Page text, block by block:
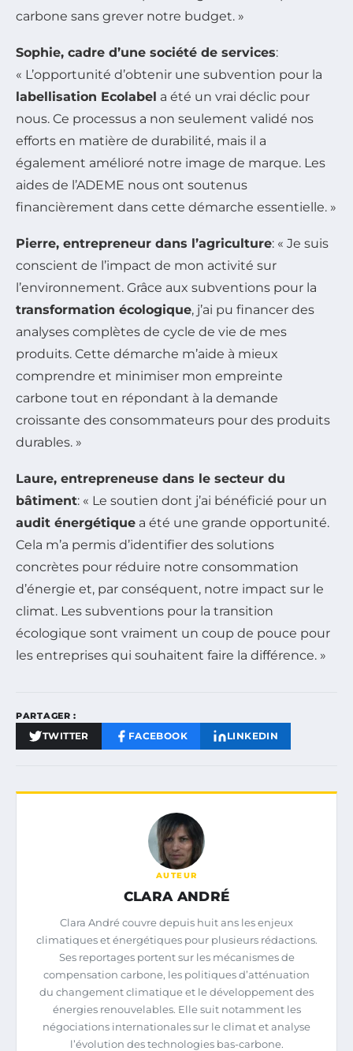
carbone sans grever notre budget. »
Sophie, cadre d’une société de services:
« L’opportunité d’obtenir une subvention pour la
labellisation Ecolabel a été un vrai déclic pour
nous. Ce processus a non seulement validé nos
efforts en matière de durabilité, mais il a
également amélioré notre image de marque. Les
aides de l’ADEME nous ont soutenus
financièrement dans cette démarche essentielle. »
Pierre, entrepreneur dans l’agriculture: « Je suis
conscient de l’impact de mon activité sur
l’environnement. Grâce aux subventions pour la
transformation écologique, j’ai pu financer des
analyses complètes de cycle de vie de mes
produits. Cette démarche m’aide à mieux
comprendre et minimiser mon empreinte
carbone tout en répondant à la demande
croissante des consommateurs pour des produits
durables. »
Laure, entrepreneuse dans le secteur du
bâtiment: « Le soutien dont j’ai bénéficié pour un
audit énergétique a été une grande opportunité.
Cela m’a permis d’identifier des solutions
concrètes pour réduire notre consommation
d’énergie et, par conséquent, notre impact sur le
climat. Les subventions pour la transition
écologique sont vraiment un coup de pouce pour
les entreprises qui souhaitent faire la différence. »
PARTAGER :
TWITTER FACEBOOK LINKEDIN
AUTEUR
CLARA ANDRÉ
Clara André couvre depuis huit ans les enjeux
climatiques et énergétiques pour plusieurs rédactions.
Ses reportages portent sur les mécanismes de
compensation carbone, les politiques d’atténuation
du changement climatique et le développement des
énergies renouvelables. Elle suit notamment les
négociations internationales sur le climat et analyse
l’évolution des technologies bas-carbone.